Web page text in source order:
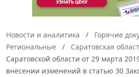
Новости и аналитика
Горячие
Региональные
Саратовская
Саратовской области от 29 марта
внесении изменений в статью 30